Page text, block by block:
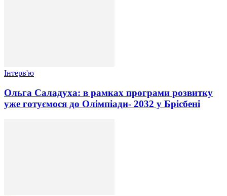
Інтерв'ю
Ольга Саладуха: в рамках програми розвитку
уже готуємося до Олімпіади- 2032 у Брісбені